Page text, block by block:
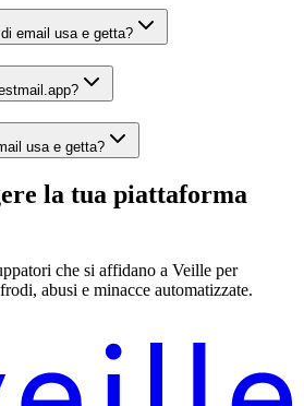
email usa e getta?
usa e getta?
la tua piattaforma
che si affidano a Veille per
abusi e minacce automatizzate.